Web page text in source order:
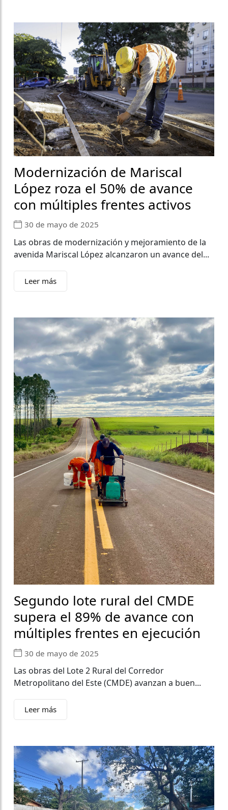
Modernización de Mariscal
López roza el 50% de avance
con múltiples frentes activos
30 de mayo de 2025
Las obras de modernización y mejoramiento de la
avenida Mariscal López alcanzaron un avance del...
Leer más
Segundo lote rural del CMDE
supera el 89% de avance con
múltiples frentes en ejecución
30 de mayo de 2025
Las obras del Lote 2 Rural del Corredor
Metropolitano del Este (CMDE) avanzan a buen...
Leer más